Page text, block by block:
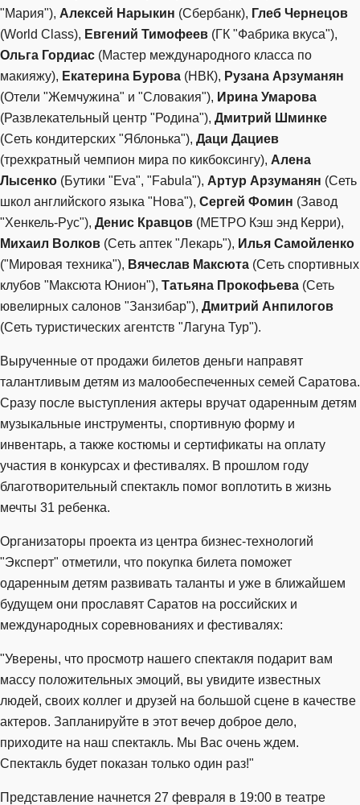
"Мария"), Алексей Нарыкин (Сбербанк), Глеб Чернецов
(World Class), Евгений Тимофеев (ГК "Фабрика вкуса"),
Ольга Гордиас (Мастер международного класса по
макияжу), Екатерина Бурова (НВК), Рузана Арзуманян
(Отели "Жемчужина" и "Словакия"), Ирина Умарова
(Развлекательный центр "Родина"), Дмитрий Шминке
(Сеть кондитерских "Яблонька"), Даци Дациев
(трехкратный чемпион мира по кикбоксингу), Алена
Лысенко (Бутики "Eva", "Fabula"), Артур Арзуманян (Сеть
школ английского языка "Нова"), Сергей Фомин (Завод
"Хенкель-Рус"), Денис Кравцов (МЕТРО Кэш энд Керри),
Михаил Волков (Сеть аптек "Лекарь"), Илья Самойленко
("Мировая техника"), Вячеслав Максюта (Сеть спортивных
клубов "Максюта Юнион"), Татьяна Прокофьева (Сеть
ювелирных салонов "Занзибар"), Дмитрий Анпилогов
(Сеть туристических агентств "Лагуна Тур").
Вырученные от продажи билетов деньги направят
талантливым детям из малообеспеченных семей Саратова.
Сразу после выступления актеры вручат одаренным детям
музыкальные инструменты, спортивную форму и
инвентарь, а также костюмы и сертификаты на оплату
участия в конкурсах и фестивалях. В прошлом году
благотворительный спектакль помог воплотить в жизнь
мечты 31 ребенка.
Организаторы проекта из центра бизнес-технологий
"Эксперт" отметили, что покупка билета поможет
одаренным детям развивать таланты и уже в ближайшем
будущем они прославят Саратов на российских и
международных соревнованиях и фестивалях:
"Уверены, что просмотр нашего спектакля подарит вам
массу положительных эмоций, вы увидите известных
людей, своих коллег и друзей на большой сцене в качестве
актеров. Запланируйте в этот вечер доброе дело,
приходите на наш спектакль. Мы Вас очень ждем.
Спектакль будет показан только один раз!"
Представление начнется 27 февраля в 19:00 в театре